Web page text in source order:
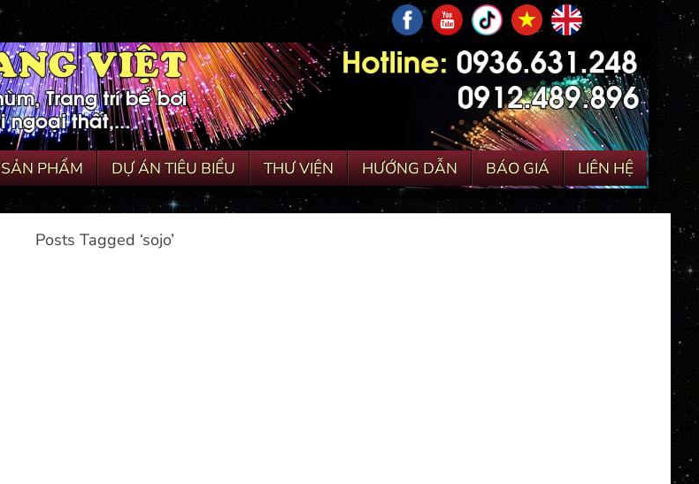
SẢN PHẨM DỰ ÁN TIÊU BIỂU THƯ VIỆN HƯỚNG DẪN BÁO GIÁ LIÊN HỆ
Posts Tagged ‘sojo’